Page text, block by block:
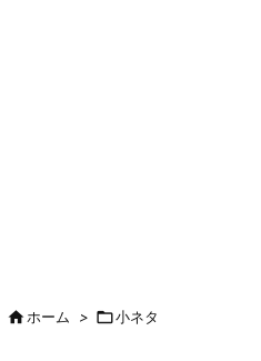
ホーム > 小ネタ